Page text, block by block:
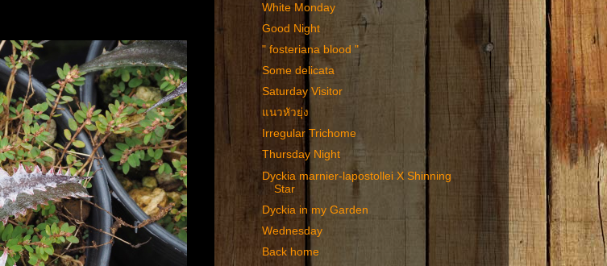
White Monday
Good Night
" fosteriana blood "
Some delicata
Saturday Visitor
แนวหัวยุ่ง
Irregular Trichome
Thursday Night
Dyckia marnier-lapostollei X Shinning
Star
Dyckia in my Garden
Wednesday
Back home